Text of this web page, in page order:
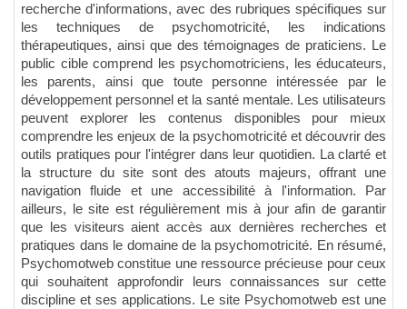
recherche d'informations, avec des rubriques spécifiques sur
les techniques de psychomotricité, les indications
thérapeutiques, ainsi que des témoignages de praticiens. Le
public cible comprend les psychomotriciens, les éducateurs,
les parents, ainsi que toute personne intéressée par le
développement personnel et la santé mentale. Les utilisateurs
peuvent explorer les contenus disponibles pour mieux
comprendre les enjeux de la psychomotricité et découvrir des
outils pratiques pour l'intégrer dans leur quotidien. La clarté et
la structure du site sont des atouts majeurs, offrant une
navigation fluide et une accessibilité à l'information. Par
ailleurs, le site est régulièrement mis à jour afin de garantir
que les visiteurs aient accès aux dernières recherches et
pratiques dans le domaine de la psychomotricité. En résumé,
Psychomotweb constitue une ressource précieuse pour ceux
qui souhaitent approfondir leurs connaissances sur cette
discipline et ses applications. Le site Psychomotweb est une